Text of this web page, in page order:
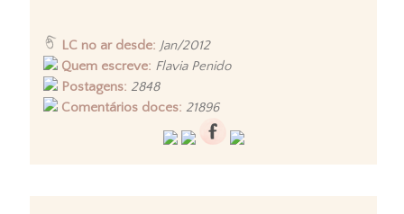
LC no ar desde: Jan/2012
Quem escreve: Flavia Penido
Postagens: 2848
Comentários doces: 21896